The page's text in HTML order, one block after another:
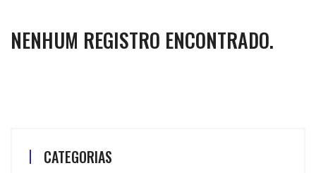
NENHUM REGISTRO ENCONTRADO.
CATEGORIAS